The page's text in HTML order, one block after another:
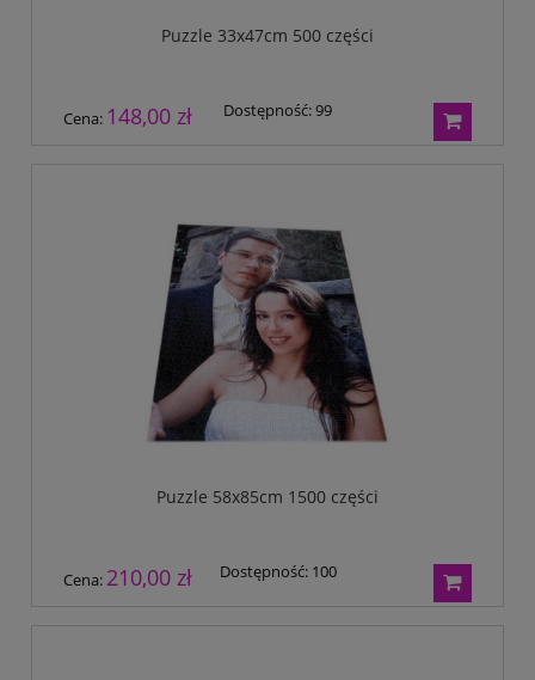
Puzzle 33x47cm 500 części
Cena: 148,00 zł Dostępność:99
Puzzle 58x85cm 1500 części
Cena: 210,00 zł Dostępność: 100